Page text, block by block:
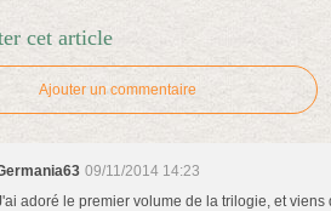
cet article
Ajouter un commentaire
09/11/2014 14:23
adoré le premier volume de la trilogie, et